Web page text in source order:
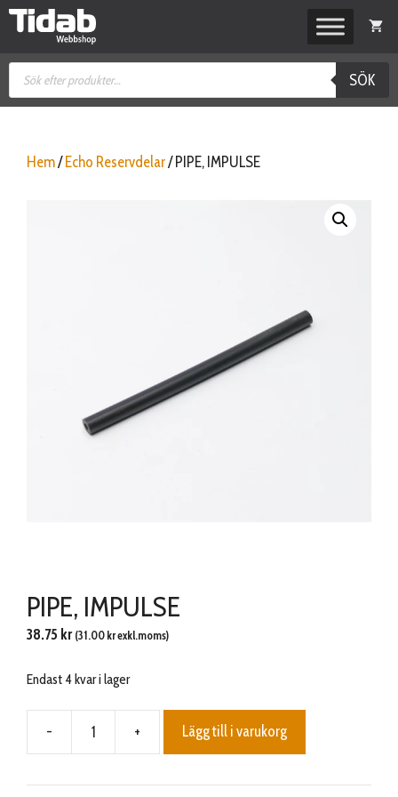
Hoppa
Produktsökning
SÖK
Hem/ Echo Reservdelar/ PIPE, IMPULSE
PIPE, IMPULSE
38.75 kr (31.00 krexkl.moms)
Endast 4 kvar i lager
-
PIPE,
mängd
+ Lägg till i varukorg